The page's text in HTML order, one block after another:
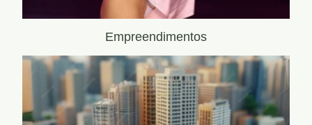
Empreendimentos